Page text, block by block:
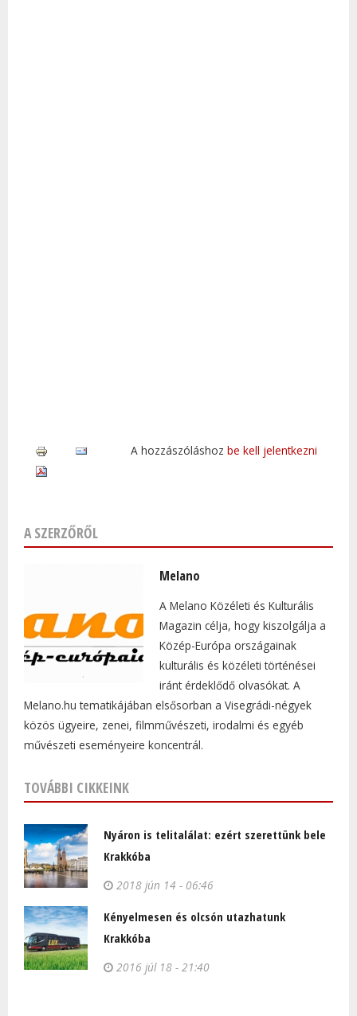
A hozzászóláshoz be kell jelentkezni
A SZERZŐRŐL
Melano
A Melano Közéleti és Kulturális
Magazin célja, hogy kiszolgálja a
Közép-Európa országainak
kulturális és közéleti történései
iránt érdeklődő olvasókat. A
Melano.hu tematikájában elsősorban a Visegrádi-négyek
közös ügyeire, zenei, filmművészeti, irodalmi és egyéb
művészeti eseményeire koncentrál.
TOVÁBBI CIKKEINK
Nyáron is telitalálat: ezért szerettünk bele
Krakkóba
2018 jún 14 - 06:46
Kényelmesen és olcsón utazhatunk
Krakkóba
2016 júl 18 - 21:40